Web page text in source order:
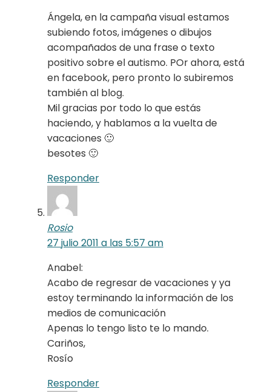
Ángela, en la campaña visual estamos
subiendo fotos, imágenes o dibujos
acompañados de una frase o texto
positivo sobre el autismo. POr ahora, está
en facebook, pero pronto lo subiremos
también al blog.
Mil gracias por todo lo que estás
haciendo, y hablamos a la vuelta de
vacaciones 🙂
besotes 🙂
Responder
Rosio
27 julio 2011 a las 5:57 am
Anabel:
Acabo de regresar de vacaciones y ya
estoy terminando la información de los
medios de comunicación
Apenas lo tengo listo te lo mando.
Cariños,
Rosío
Responder